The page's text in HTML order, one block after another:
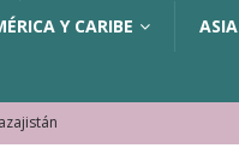
Y CARIBE ASIA